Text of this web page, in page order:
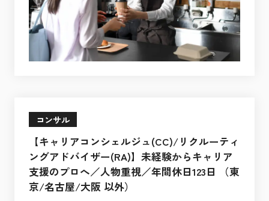
コンサル
【キャリアコンシェルジュ(CC)/リクルーティ
ングアドバイザー(RA)】未経験からキャリア
支援のプロへ／人物重視／年間休日123日 （東
京/名古屋/大阪 以外）